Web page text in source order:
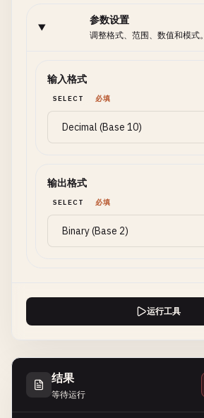
参数设置
调整格式、范围、数值和模式。
输入格式
SELECT 必填
输出格式
SELECT 必填
运行工具
结果
等待运行